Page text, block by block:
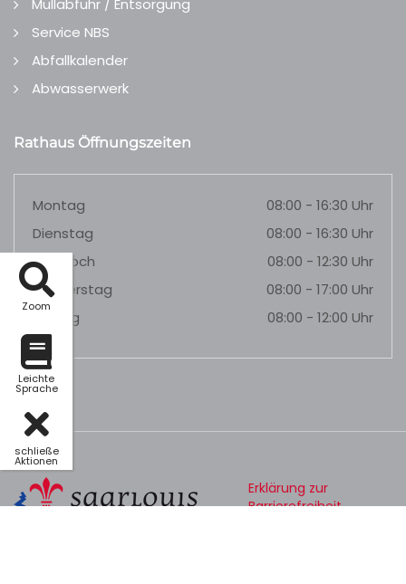
Zoom
Leichte
Sprache
schließe
Aktionen
Müllabfuhr / Entsorgung
Service NBS
Abfallkalender
Abwasserwerk
Rathaus Öffnungszeiten
Montag
08:00 - 16:30 Uhr
Dienstag
08:00 - 16:30 Uhr
Mittwoch
08:00 - 12:30 Uhr
Donnerstag
08:00 - 17:00 Uhr
Freitag
08:00 - 12:00 Uhr
Erklärung zur
Barrierefreiheit